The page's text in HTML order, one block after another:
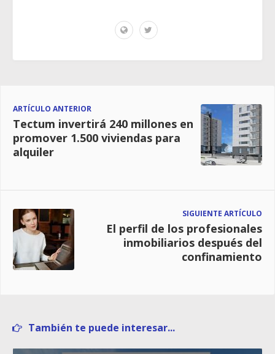
ARTÍCULO ANTERIOR
Tectum invertirá 240 millones en
promover 1.500 viviendas para
alquiler
SIGUIENTE ARTÍCULO
El perfil de los profesionales
inmobiliarios después del
confinamiento
También te puede interesar...